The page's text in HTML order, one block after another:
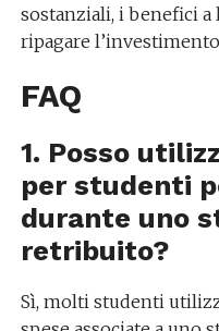
sostanziali, i benefici
ripagare
FAQ
1. Posso
per studenti
durante uno
retribuito?
Sì, molti studenti